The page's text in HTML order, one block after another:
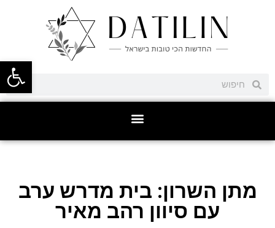
פתח
מתן השרון: בית מדרש ערב
עם סיוון רהב מאיר